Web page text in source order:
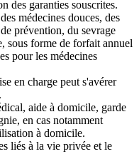
des garanties souscrites.
médecines douces, des
prévention, du sevrage
sous forme de forfait annuel
pour les médecines
en charge peut s'avérer
aide à domicile, garde
en cas notamment
à domicile.
liés à la vie privée et le